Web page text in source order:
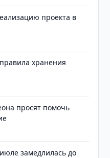
проекта в
хранения
просят помочь
замедлилась до